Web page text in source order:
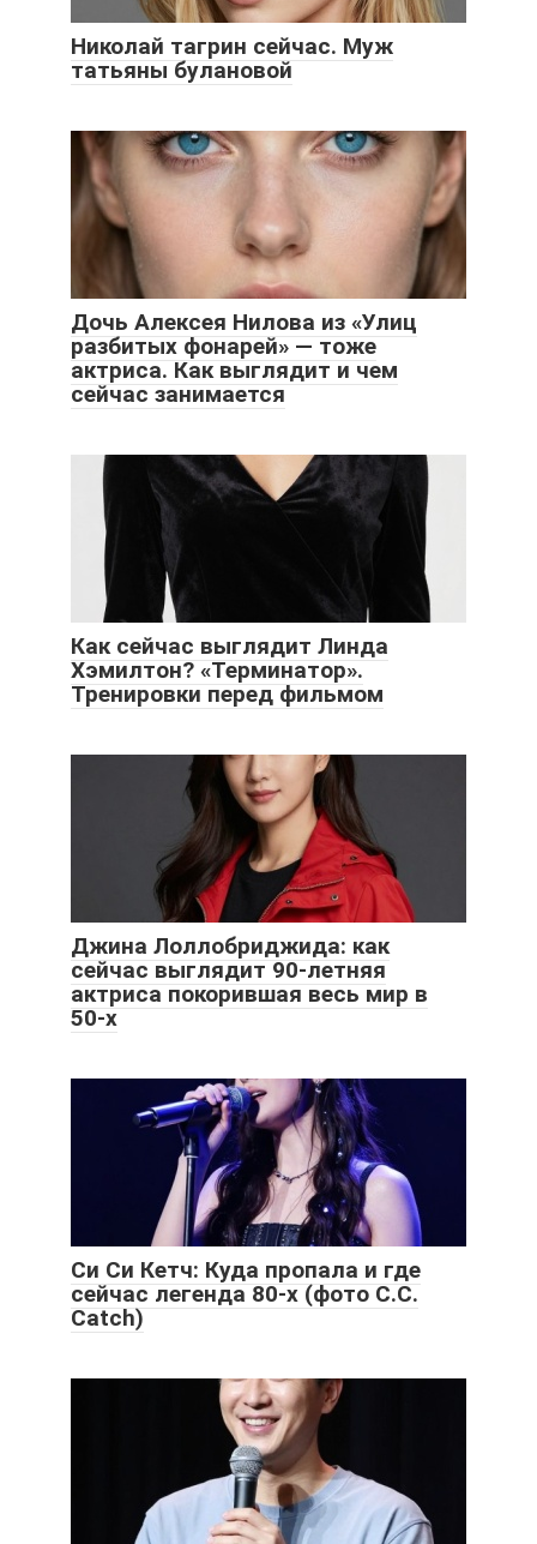
Николай тагрин сейчас. Муж
татьяны булановой
Дочь Алексея Нилова из «Улиц
разбитых фонарей» — тоже
актриса. Как выглядит и чем
сейчас занимается
Как сейчас выглядит Линда
Хэмилтон? «Терминатор».
Тренировки перед фильмом
Джина Лоллобриджида: как
сейчас выглядит 90-летняя
актриса покорившая весь мир в
50-х
Си Си Кетч: Куда пропала и где
сейчас легенда 80-х (фото C.C.
Catch)